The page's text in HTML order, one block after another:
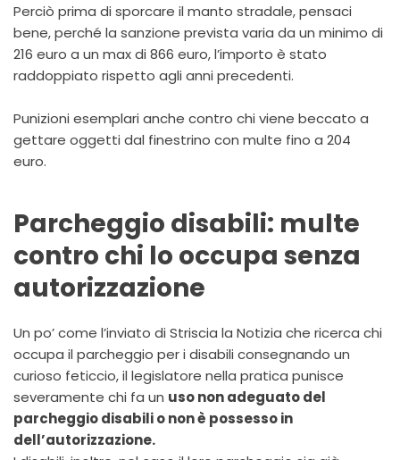
Perciò prima di sporcare il manto stradale, pensaci
bene, perché la sanzione prevista varia da un minimo di
216 euro a un max di 866 euro, l’importo è stato
raddoppiato rispetto agli anni precedenti.
Punizioni esemplari anche contro chi viene beccato a
gettare oggetti dal finestrino con multe fino a 204
euro.
Parcheggio disabili: multe
contro chi lo occupa senza
autorizzazione
Un po’ come l’inviato di Striscia la Notizia che ricerca chi
occupa il parcheggio per i disabili consegnando un
curioso feticcio, il legislatore nella pratica punisce
severamente chi fa un uso non adeguato del
parcheggio disabili o non è possesso in
dell’autorizzazione.